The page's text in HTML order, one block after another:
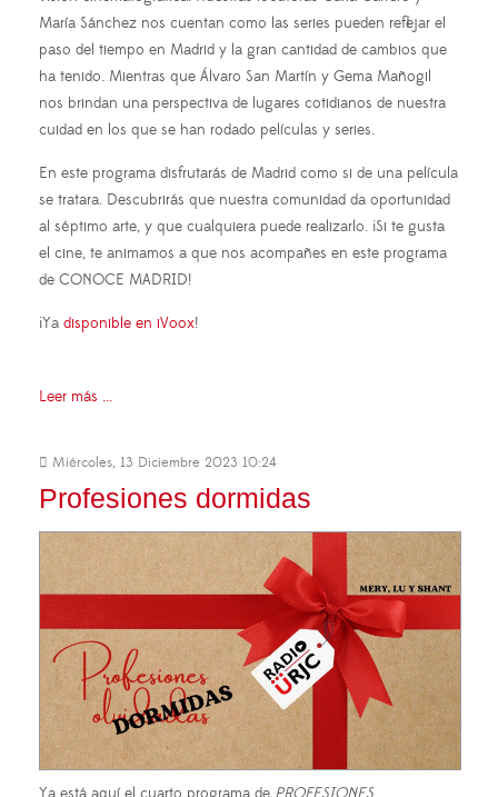
María Sánchez nos cuentan como las series pueden reflejar el
paso del tiempo en Madrid y la gran cantidad de cambios que
ha tenido. Mientras que Álvaro San Martín y Gema Mañogil
nos brindan una perspectiva de lugares cotidianos de nuestra
cuidad en los que se han rodado películas y series.
En este programa disfrutarás de Madrid como si de una película
se tratara. Descubrirás que nuestra comunidad da oportunidad
al séptimo arte, y que cualquiera puede realizarlo. ¡Si te gusta
el cine, te animamos a que nos acompañes en este programa
de CONOCE MADRID!
¡Ya disponible en iVoox!
Leer más ...
Miércoles, 13 Diciembre 2023 10:24
Profesiones dormidas